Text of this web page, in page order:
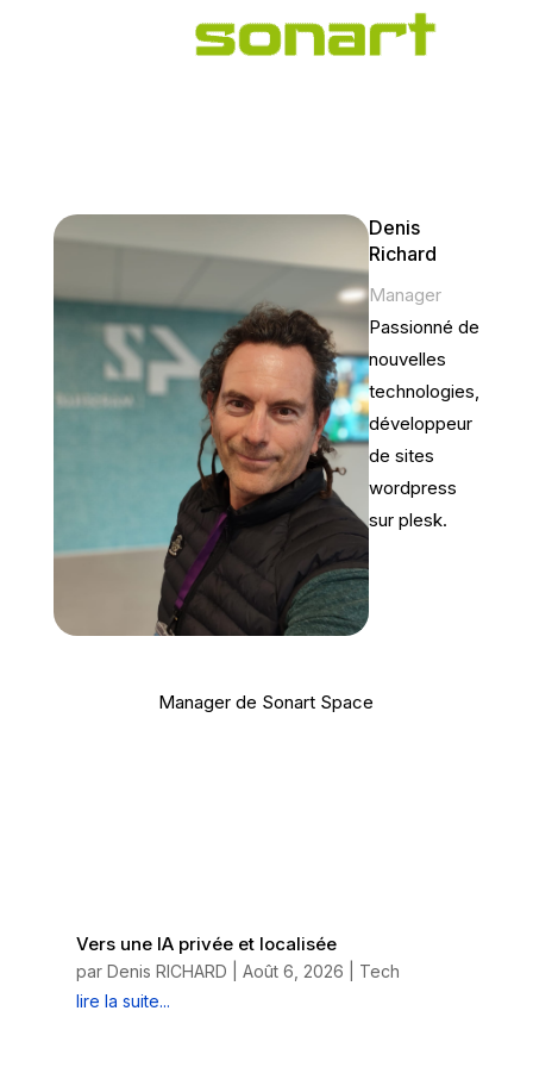
Denis
Richard
Manager
Passionné de
nouvelles
technologies,
développeur
de sites
wordpress
sur plesk.
Manager de Sonart Space
Vers une IA privée et localisée
par Denis RICHARD Août 6, 2026
Tech
lire la suite...